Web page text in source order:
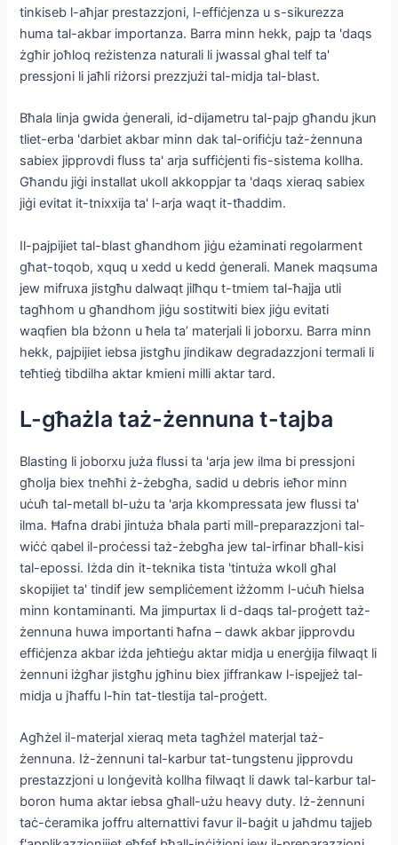
tinkiseb l-aħjar prestazzjoni, l-effiċjenza u s-sikurezza
huma tal-akbar importanza. Barra minn hekk, pajp ta 'daqs
żgħir joħloq reżistenza naturali li jwassal għal telf ta'
pressjoni li jaħli riżorsi prezzjużi tal-midja tal-blast.
Bħala linja gwida ġenerali, id-dijametru tal-pajp għandu jkun
tliet-erba 'darbiet akbar minn dak tal-orifiċju taż-żennuna
sabiex jipprovdi fluss ta' arja suffiċjenti fis-sistema kollha.
Għandu jiġi installat ukoll akkoppjar ta 'daqs xieraq sabiex
jiġi evitat it-tnixxija ta' l-arja waqt it-tħaddim.
Il-pajpijiet tal-blast għandhom jiġu eżaminati regolarment
għat-toqob, xquq u xedd u kedd ġenerali. Manek maqsuma
jew mifruxa jistgħu dalwaqt jilħqu t-tmiem tal-ħajja utli
tagħhom u għandhom jiġu sostitwiti biex jiġu evitati
waqfien bla bżonn u ħela ta’ materjali li joborxu. Barra minn
hekk, pajpijiet iebsa jistgħu jindikaw degradazzjoni termali li
teħtieġ tibdilha aktar kmieni milli aktar tard.
L-għażla taż-żennuna t-tajba
Blasting li joborxu juża flussi ta 'arja jew ilma bi pressjoni
għolja biex tneħħi ż-żebgħa, sadid u debris ieħor minn
uċuħ tal-metall bl-użu ta 'arja kkompressata jew flussi ta'
ilma. Ħafna drabi jintuża bħala parti mill-preparazzjoni tal-
wiċċ qabel il-proċessi taż-żebgħa jew tal-irfinar bħall-kisi
tal-epossi. Iżda din it-teknika tista 'tintuża wkoll għal
skopijiet ta' tindif jew sempliċement iżżomm l-uċuħ ħielsa
minn kontaminanti. Ma jimpurtax li d-daqs tal-proġett taż-
żennuna huwa importanti ħafna – dawk akbar jipprovdu
effiċjenza akbar iżda jeħtieġu aktar midja u enerġija filwaqt li
żennuni iżgħar jistgħu jgħinu biex jiffrankaw l-ispejjeż tal-
midja u jħaffu l-ħin tat-tlestija tal-proġett.
Agħżel il-materjal xieraq meta tagħżel materjal taż-
żennuna. Iż-żennuni tal-karbur tat-tungstenu jipprovdu
prestazzjoni u lonġevità kollha filwaqt li dawk tal-karbur tal-
boron huma aktar iebsa għall-użu heavy duty. Iż-żennuni
taċ-ċeramika joffru alternattivi favur il-baġit u jaħdmu tajjeb